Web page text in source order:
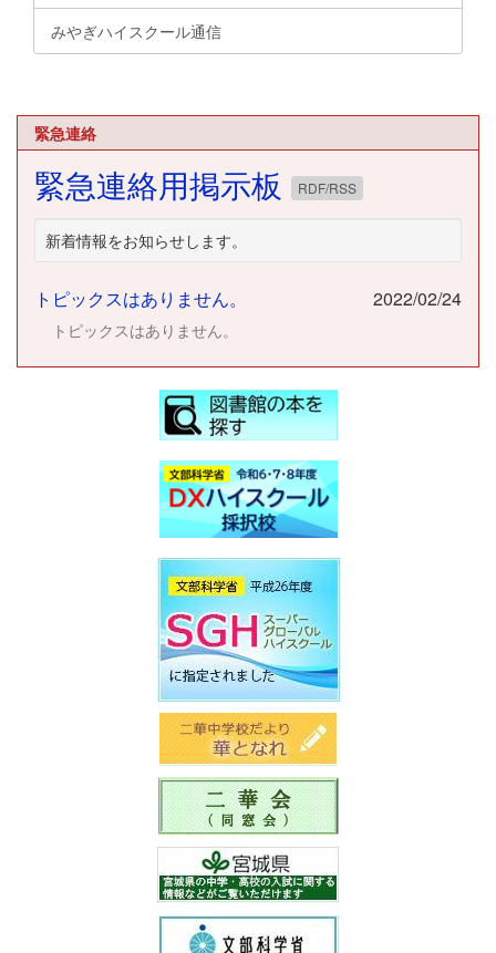
みやぎハイスクール通信
緊急連絡
緊急連絡用掲示板 RDF/RSS
新着情報をお知らせします。
トピックスはありません。 2022/02/24
トピックスはありません。